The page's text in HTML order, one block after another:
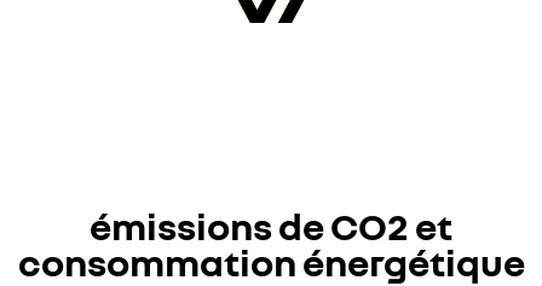
émissions de CO2 et
consommation énergétique